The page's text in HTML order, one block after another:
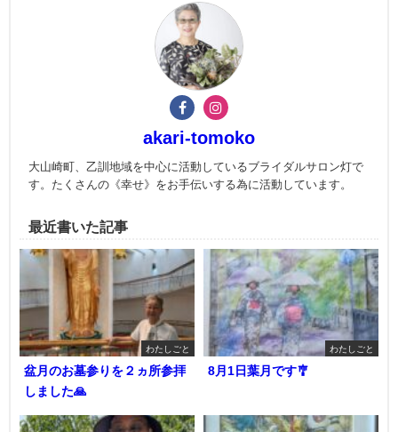
akari-tomoko
大山崎町、乙訓地域を中心に活動しているブライダルサロン灯で
す。たくさんの《幸せ》をお手伝いする為に活動しています。
最近書いた記事
わたしごと
盆月のお墓参りを２ヵ所参拝
しました🙏
わたしごと
8月1日葉月です🎐